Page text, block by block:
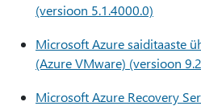
(versioon 5.1.4000.0)
Microsoft Azure saiditaaste
(Azure VMware) (versioon
Microsoft Azure Recovery